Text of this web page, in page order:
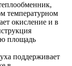
температурном
окисление и в
площадь
поддерживает